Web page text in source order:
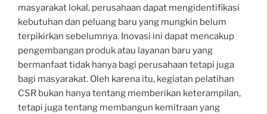
masyarakat lokal, perusahaan dapat mengidentifikasi
kebutuhan dan peluang baru yang mungkin belum
terpikirkan sebelumnya. Inovasi ini dapat mencakup
pengembangan produk atau layanan baru yang
bermanfaat tidak hanya bagi perusahaan tetapi juga
bagi masyarakat. Oleh karena itu, kegiatan pelatihan
CSR bukan hanya tentang memberikan keterampilan,
tetapi juga tentang membangun kemitraan yang